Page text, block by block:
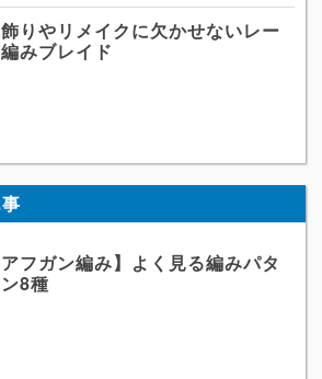
りやリメイクに欠かせないレー
みブレイド
アフガン編み】よく見る編みパタ
8種